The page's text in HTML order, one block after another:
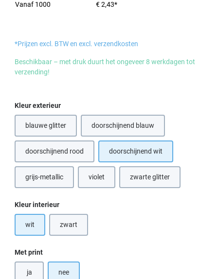
Vanaf 1000 € 2,43*
*Prijzen excl. BTW en excl. verzendkosten
Beschikbaar – met druk duurt het ongeveer 8 werkdagen tot
verzending!
Selecteer
Kleur exterieur
blauwe glitter doorschijnend blauw
doorschijnend rood doorschijnend wit
grijs-metallic(Deze optie is momenteel niet beschikbaar.)
violet zwarte glitter(Deze optie is momenteel
Selecteer
Kleur interieur
wit zwart(Deze optie is momenteel niet beschikbaar.)
Selecteer
Met print
ja nee